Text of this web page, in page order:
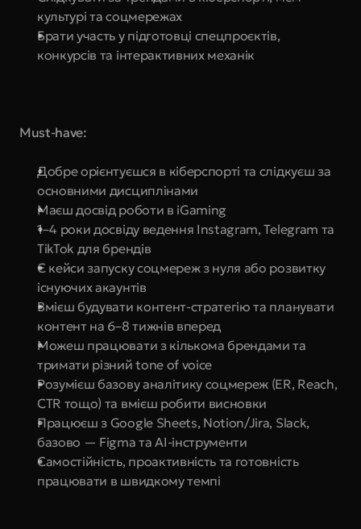
культурі та соцмережах
Брати участь у підготовці спецпроєктів,
конкурсів та інтерактивних механік
Must-have:
Добре орієнтуєшся в кіберспорті та слідкуєш за
основними дисциплінами
Маєш досвід роботи в iGaming
1–4 роки досвіду ведення Instagram, Telegram та
TikTok для брендів
Є кейси запуску соцмереж з нуля або розвитку
існуючих акаунтів
Вмієш будувати контент-стратегію та планувати
контент на 6–8 тижнів вперед
Можеш працювати з кількома брендами та
тримати різний tone of voice
Розумієш базову аналітику соцмереж (ER, Reach,
CTR тощо) та вмієш робити висновки
Працюєш з Google Sheets, Notion/Jira, Slack,
базово — Figma та AI-інструменти
Самостійність, проактивність та готовність
працювати в швидкому темпі